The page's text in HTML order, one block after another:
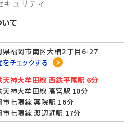
て
県福岡市南区大楠２丁目6-27
チェックする
天神大牟田線 西鉄平尾駅 6分
天神大牟田線 高宮駅 10分
市七隈線 薬院駅 16分
市七隈線 渡辺通駅 17分